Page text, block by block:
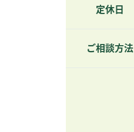
定休日
ご相談方法